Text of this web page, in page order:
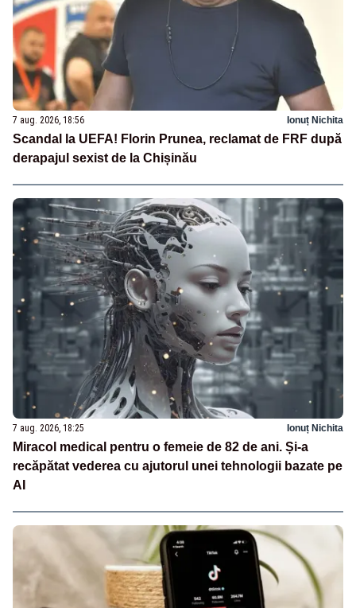
7 aug. 2026, 18:56 Ionuț Nichita
Scandal la UEFA! Florin Prunea, reclamat de FRF după
derapajul sexist de la Chișinău
7 aug. 2026, 18:25 Ionuț Nichita
Miracol medical pentru o femeie de 82 de ani. Și-a
recăpătat vederea cu ajutorul unei tehnologii bazate pe
AI